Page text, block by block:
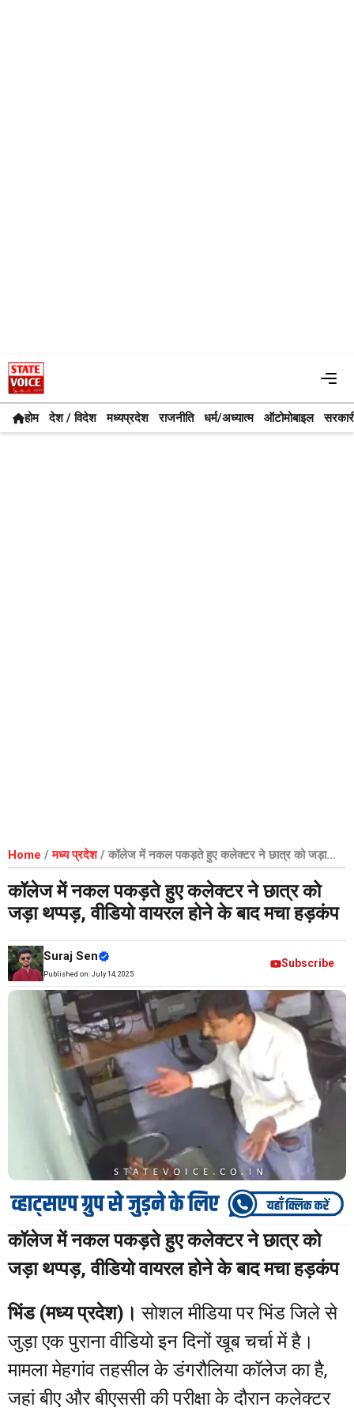
Skip
to
content
होम देश / विदेश मध्यप्रदेश राजनीति धर्म/अध्यात्म ऑटोमोबाइल
Home /मध्य प्रदेश/ कॉलेज में नकल पकड़ते हुए कलेक्टर ने छात्र को जड़ा
थप्पड़, वीडियो वायरल होने के बाद मचा हड़कंप
कॉलेज में नकल पकड़ते हुए कलेक्टर ने छात्र को
जड़ा थप्पड़, वीडियो वायरल होने के बाद मचा हड़कंप
Suraj Sen
Published on: July 14, 2025
Subscribe
कॉलेज में नकल पकड़ते हुए कलेक्टर ने छात्र को
जड़ा थप्पड़, वीडियो वायरल होने के बाद मचा हड़कंप
भिंड (मध्य प्रदेश)। सोशल मीडिया पर भिंड जिले से
जुड़ा एक पुराना वीडियो इन दिनों खूब चर्चा में है।
मामला मेहगांव तहसील के डंगरौलिया कॉलेज का है,
जहां बीए और बीएससी की परीक्षा के दौरान कलेक्टर